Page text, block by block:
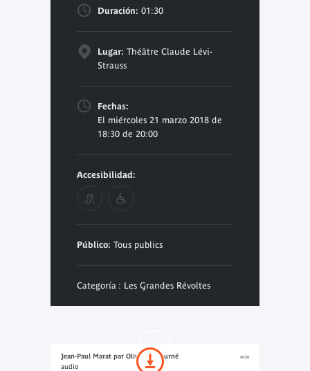
Duración: 01:30
Lugar: Théâtre Claude Lévi-
Strauss
Fechas:
El miércoles 21 marzo 2018 de
18:30 de 20:00
Accesibilidad:
Público: Tous publics
Categoría : Les Grandes Révoltes
Jean-Paul Marat par Olivier Bétourné
audio
min